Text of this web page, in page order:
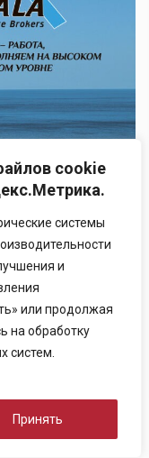
cookie
системы
и
или продолжая
на обработку
систем.
Принять